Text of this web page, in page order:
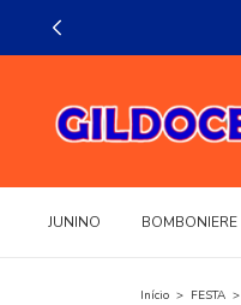
JUNINO BOMBONIERE
Início > FESTA >